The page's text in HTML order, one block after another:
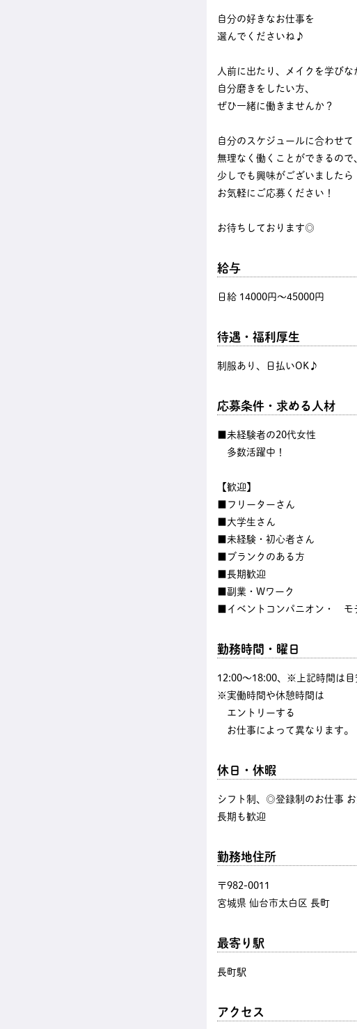
自分の好きなお仕事を
選んでくださいね♪
人前に出たり、メイクを学びな
自分磨きをしたい方、
ぜひ一緒に働きませんか？
自分のスケジュールに合わせて
無理なく働くことができるので
少しでも興味がございましたら
お気軽にご応募ください！
お待ちしております◎
給与
日給 14000円〜45000円
待遇・福利厚生
制服あり、日払いOK♪
応募条件・求める人材
■未経験者の20代女性
多数活躍中！
【歓迎】
■フリーターさん
■大学生さん
■未経験・初心者さん
■ブランクのある方
■長期歓迎
■副業・Wワーク
■イベントコンパニオン・ モ
勤務時間・曜日
12:00〜18:00、※上記時間は目
※実働時間や休憩時間は
エントリーする
お仕事によって異なります。
休日・休暇
シフト制、◎登録制のお仕事
長期も歓迎
勤務地住所
〒982-0011
宮城県 仙台市太白区 長町
最寄り駅
長町駅
アクセス